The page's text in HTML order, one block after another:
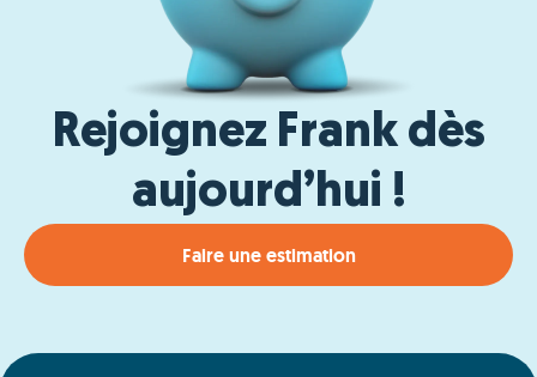
Rejoignez Frank dès
aujourd’hui !
Faire une estimation